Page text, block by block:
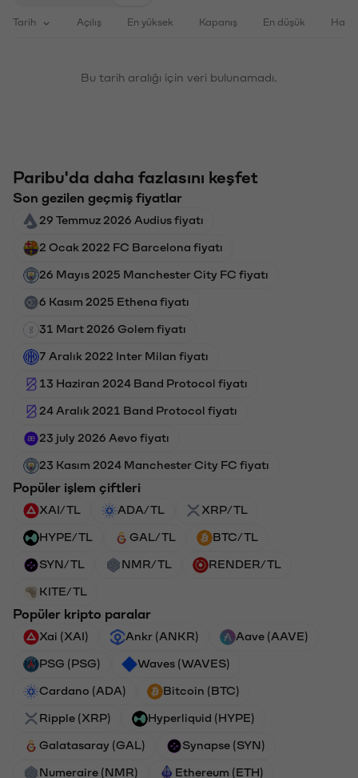
Tarih Açılış En yüksek Kapanış En düşük
Bu tarih aralığı için veri bulunamadı.
Paribu'da daha fazlasını keşfet
Son gezilen geçmiş fiyatlar
29 Temmuz 2026 Audius fiyatı
2 Ocak 2022 FC Barcelona fiyatı
26 Mayıs 2025 Manchester City FC fiyatı
6 Kasım 2025 Ethena fiyatı
31 Mart 2026 Golem fiyatı
7 Aralık 2022 Inter Milan fiyatı
13 Haziran 2024 Band Protocol fiyatı
24 Aralık 2021 Band Protocol fiyatı
23 july 2026 Aevo fiyatı
23 Kasım 2024 Manchester City FC fiyatı
Popüler işlem çiftleri
XAI/TL ADA/TL XRP/TL
HYPE/TL GAL/TL BTC/TL
SYN/TL NMR/TL RENDER/TL
KITE/TL
Popüler kripto paralar
Xai (XAI) Ankr (ANKR) Aave (AAVE)
PSG (PSG) Waves (WAVES)
Cardano (ADA) Bitcoin (BTC)
Ripple (XRP) Hyperliquid (HYPE)
Galatasaray (GAL) Synapse (SYN)
Numeraire (NMR) Ethereum (ETH)